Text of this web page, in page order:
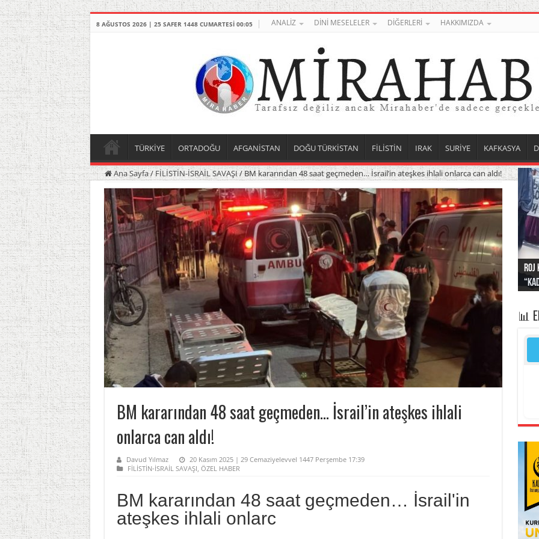
8 AĞUSTOS 2026 | 25 SAFER 1448 CUMARTESI 00:05 ANALİZ DİNİ MESELELER DİĞERLERİ HAKKIMIZDA
TÜRKİYE ORTADOĞU AFGANİSTAN DOĞU TÜRKİSTAN FİLİSTİN IRAK SURİYE KAFKASYA
Ana Sayfa/FİLİSTİN-İSRAİL SAVAŞI/BM kararından 48 saat geçmeden… İsrail’in ateşkes ihlali onlarca can aldı!
BM kararından 48 saat geçmeden… İsrail’in ateşkes ihlali
onlarca can aldı!
Davud Yılmaz
20 Kasım 2025 | 29 Cemaziyelevvel 1447 Perşembe 17:39
FİLİSTİN-İSRAİL SAVAŞI, ÖZEL HABER
BM kararından 48 saat geçmeden… İsrail'in
ateşkes ihlali onlarc
Roj
📊